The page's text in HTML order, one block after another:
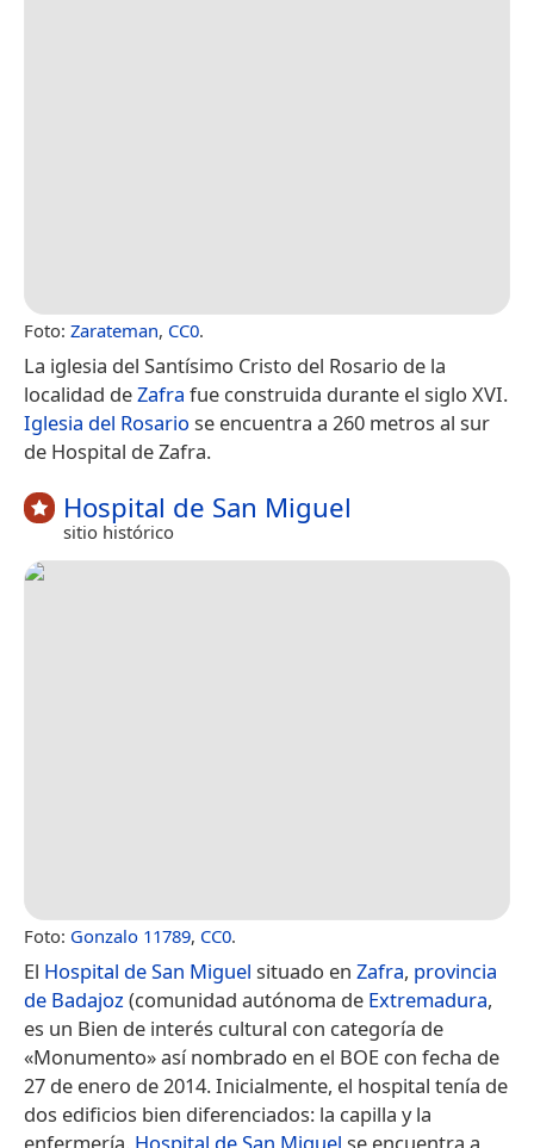
Foto: Zarateman, CC0.
La iglesia del Santísimo Cristo del Rosario de la
localidad deZafra fue construida durante el siglo XVI.
Iglesia del Rosario se encuentra a 260 metros al sur
de Hospital de Zafra.
Hospital de San Miguel
sitio histórico
Foto: Gonzalo 11789, CC0.
El Hospital de San Miguel situado en Zafra, provincia
de Badajoz(comunidad autónoma de Extremadura,
es un Bien de interés cultural con categoría de
«Monumento» así nombrado en el BOE con fecha de
27 de enero de 2014.​ Inicialmente, el hospital tenía de
dos edificios bien diferenciados: la capilla y la
enfermería. Hospital de San Miguel se encuentra a